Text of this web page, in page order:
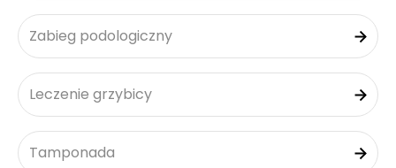
Zabieg podologiczny
Leczenie grzybicy
Tamponada